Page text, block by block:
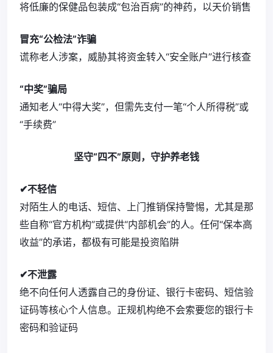
将低廉的保健品包装成“包治百病”的神药，以天价销售
冒充“公检法”诈骗
谎称老人涉案，威胁其将资金转入“安全账户”进行核查
“中奖”骗局
通知老人“中得大奖”，但需先支付一笔“个人所得税”或
“手续费”
坚守“四不”原则，守护养老钱
✔不轻信
对陌生人的电话、短信、上门推销保持警惕，尤其是那
些自称“官方机构”或提供“内部机会”的人。任何“保本高
收益”的承诺，都极有可能是投资陷阱
✔不泄露
绝不向任何人透露自己的身份证、银行卡密码、短信验
证码等核心个人信息。正规机构绝不会索要您的银行卡
密码和验证码